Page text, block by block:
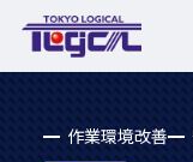
作業環境改善